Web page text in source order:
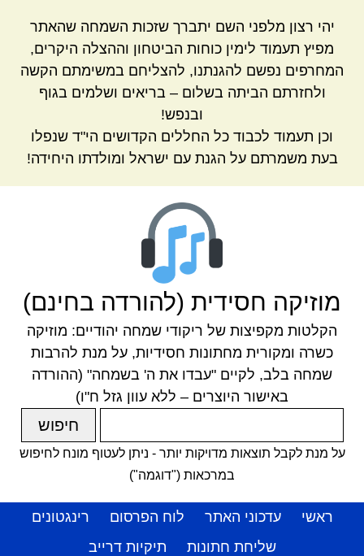
יהי רצון מלפני השם יתברך שזכות השמחה שהאתר
מפיץ תעמוד לימין כוחות הביטחון וההצלה היקרים,
המחרפים נפשם להגנתנו, להצליחם במשימתם הקשה
ולחזרתם הביתה בשלום – בריאים ושלמים בגוף
ובנפש!
וכן תעמוד לכבוד כל החללים הקדושים הי"ד שנפלו
בעת משמרתם על הגנת עם ישראל ומולדתו היחידה!
מוזיקה חסידית (להורדה בחינם)
הקלטות מקפיצות של ריקודי שמחה יהודיים: מוזיקה
כשרה ומקורית מחתונות חסידיות, על מנת להרבות
שמחה בלב, לקיים "עבדו את ה' בשמחה" (ההורדה
באישור היוצרים – ללא עוון גזל ח"ו)
על מנת לקבל תוצאות מדויקות יותר - ניתן לעטוף מונח לחיפוש
במרכאות ("דוגמה")
ראשי עדכוני האתר לוח הפרסום
רינגטונים
שליחת חתונות
תיקיות דרייב